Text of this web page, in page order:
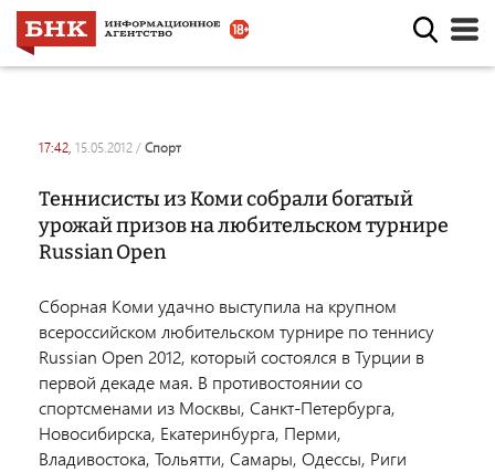
17:42, 15.05.2012 / спорт
Теннисисты из Коми собрали богатый
урожай призов на любительском турнире
Russian Open
Сборная Коми удачно выступила на крупном
всероссийском любительском турнире по теннису
Russian Open 2012, который состоялся в Турции в
первой декаде мая. В противостоянии со
спортсменами из Москвы, Санкт-Петербурга,
Новосибирска, Екатеринбурга, Перми,
Владивостока, Тольятти, Самары, Одессы, Риги